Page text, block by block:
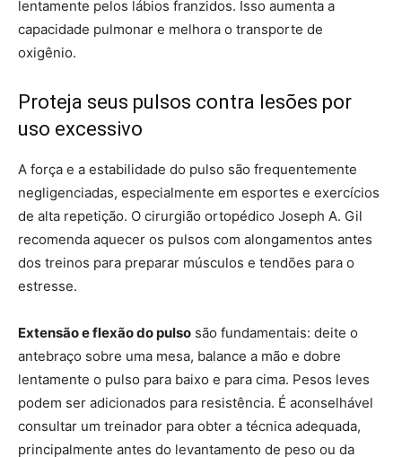
lentamente pelos lábios franzidos. Isso aumenta a
capacidade pulmonar e melhora o transporte de
oxigênio.
Proteja seus pulsos contra lesões por
uso excessivo
A força e a estabilidade do pulso são frequentemente
negligenciadas, especialmente em esportes e exercícios
de alta repetição. O cirurgião ortopédico Joseph A. Gil
recomenda aquecer os pulsos com alongamentos antes
dos treinos para preparar músculos e tendões para o
estresse.
Extensão e flexão do pulso são fundamentais: deite o
antebraço sobre uma mesa, balance a mão e dobre
lentamente o pulso para baixo e para cima. Pesos leves
podem ser adicionados para resistência. É aconselhável
consultar um treinador para obter a técnica adequada,
principalmente antes do levantamento de peso ou da